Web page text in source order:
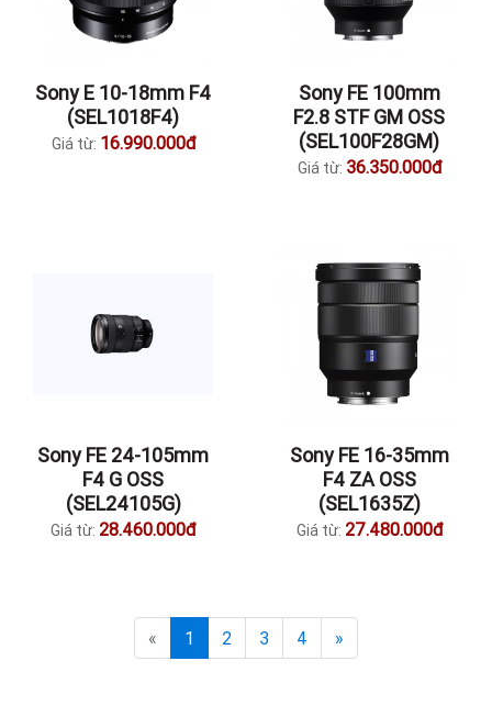
Sony E 10-18mm F4
(SEL1018F4)
Giá từ: 16.990.000đ
Sony FE 100mm
F2.8 STF GM OSS
(SEL100F28GM)
Giá từ: 36.350.000đ
Sony FE 24-105mm
F4 G OSS
(SEL24105G)
Giá từ: 28.460.000đ
Sony FE 16-35mm
F4 ZA OSS
(SEL1635Z)
Giá từ: 27.480.000đ
« 1 2 3 4 »